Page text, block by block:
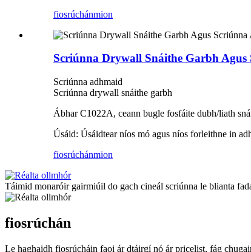
fiosrúchánmion
Scriúnna Drywall Snáithe Garbh
Scriúnna adhmaid
Scriúnna drywall snáithe garbh
Ábhar C1022A, ceann bugle fosfáite dubh/liath
Úsáid: Úsáidtear níos mó agus níos forleithne in
fiosrúchánmion
Táimid monaróir gairmiúil do gach cineál scriúnna le blianta
fiosrúchán
Le haghaidh fiosrúcháin faoi ár dtáirgí nó ár pricelist, fág